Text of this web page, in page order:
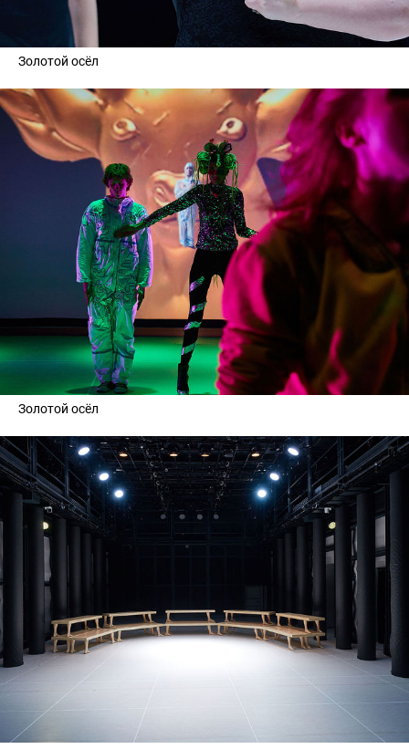
Золотой осёл
Золотой осёл